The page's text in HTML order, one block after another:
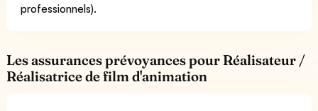
professionnels).
Les assurances prévoyances pour Réalisateur /
Réalisatrice de film d'animation